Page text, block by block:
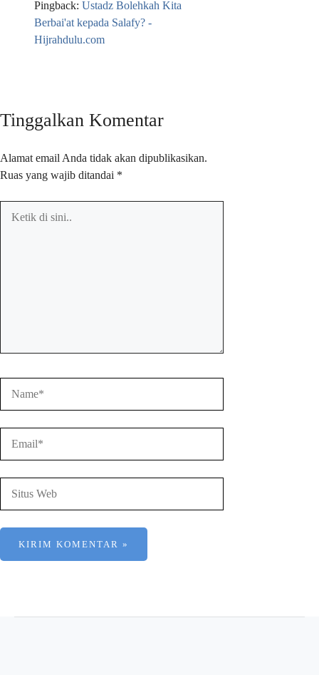
Pingback: Ustadz Bolehkah Kita
Berbai'at kepada Salafy? -
Hijrahdulu.com
Tinggalkan Komentar
Alamat email Anda tidak akan dipublikasikan.
Ruas yang wajib ditandai *